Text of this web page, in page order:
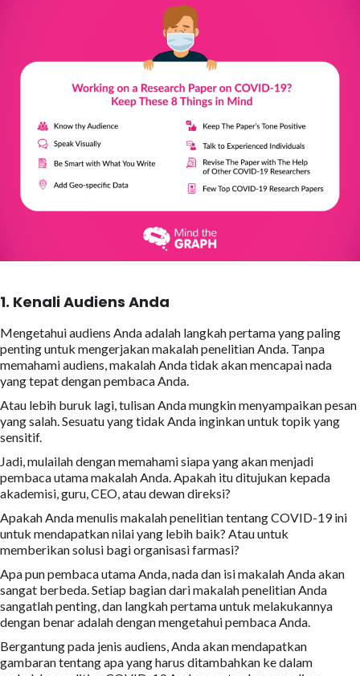
1. Kenali Audiens Anda
Mengetahui audiens Anda adalah langkah pertama yang paling
penting untuk mengerjakan makalah penelitian Anda. Tanpa
memahami audiens, makalah Anda tidak akan mencapai nada
yang tepat dengan pembaca Anda.
Atau lebih buruk lagi, tulisan Anda mungkin menyampaikan pesan
yang salah. Sesuatu yang tidak Anda inginkan untuk topik yang
sensitif.
Jadi, mulailah dengan memahami siapa yang akan menjadi
pembaca utama makalah Anda. Apakah itu ditujukan kepada
akademisi, guru, CEO, atau dewan direksi?
Apakah Anda menulis makalah penelitian tentang COVID-19 ini
untuk mendapatkan nilai yang lebih baik? Atau untuk
memberikan solusi bagi organisasi farmasi?
Apa pun pembaca utama Anda, nada dan isi makalah Anda akan
sangat berbeda. Setiap bagian dari makalah penelitian Anda
sangatlah penting, dan langkah pertama untuk melakukannya
dengan benar adalah dengan mengetahui pembaca Anda.
Bergantung pada jenis audiens, Anda akan mendapatkan
gambaran tentang apa yang harus ditambahkan ke dalam